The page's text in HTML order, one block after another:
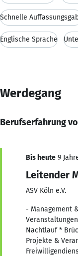
Schnelle
Englische Sprache
Werdegang
Berufserfahrung
Bis heute 9
Leitender
ASV Köln e.V.
- Management
Nachtlauf *
Projekte &